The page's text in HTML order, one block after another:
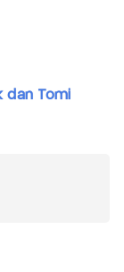
dan Tomi